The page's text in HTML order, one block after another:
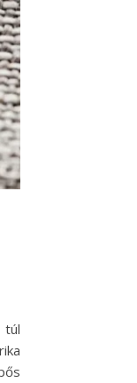
túl